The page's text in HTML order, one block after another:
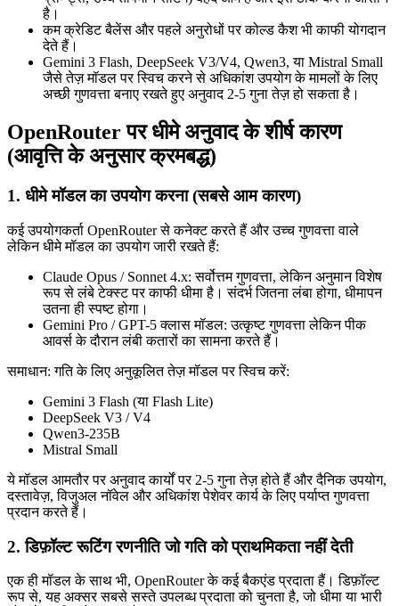
है।
कम क्रेडिट बैलेंस और पहले अनुरोधों पर कोल्ड कैश भी काफी योगदान
देते हैं।
Gemini 3 Flash, DeepSeek V3/V4, Qwen3, या Mistral Small
जैसे तेज़ मॉडल पर स्विच करने से अधिकांश उपयोग के मामलों के लिए
अच्छी गुणवत्ता बनाए रखते हुए अनुवाद 2-5 गुना तेज़ हो सकता है।
OpenRouter पर धीमे अनुवाद के शीर्ष कारण
(आवृत्ति के अनुसार क्रमबद्ध)
1. धीमे मॉडल का उपयोग करना (सबसे आम कारण)
कई उपयोगकर्ता OpenRouter से कनेक्ट करते हैं और उच्च गुणवत्ता वाले
लेकिन धीमे मॉडल का उपयोग जारी रखते हैं:
Claude Opus / Sonnet 4.x: सर्वोत्तम गुणवत्ता, लेकिन अनुमान विशेष
रूप से लंबे टेक्स्ट पर काफी धीमा है। संदर्भ जितना लंबा होगा, धीमापन
उतना ही स्पष्ट होगा।
Gemini Pro / GPT-5 क्लास मॉडल: उत्कृष्ट गुणवत्ता लेकिन पीक
आवर्स के दौरान लंबी कतारों का सामना करते हैं।
समाधान: गति के लिए अनुकूलित तेज़ मॉडल पर स्विच करें:
Gemini 3 Flash (या Flash Lite)
DeepSeek V3 / V4
Qwen3-235B
Mistral Small
ये मॉडल आमतौर पर अनुवाद कार्यों पर 2-5 गुना तेज़ होते हैं और दैनिक उपयोग,
दस्तावेज़, विजुअल नॉवेल और अधिकांश पेशेवर कार्य के लिए पर्याप्त गुणवत्ता
प्रदान करते हैं।
2. डिफ़ॉल्ट रूटिंग रणनीति जो गति को प्राथमिकता नहीं देती
एक ही मॉडल के साथ भी, OpenRouter के कई बैकएंड प्रदाता हैं। डिफ़ॉल्ट
रूप से, यह अक्सर सबसे सस्ते उपलब्ध प्रदाता को चुनता है, जो धीमा या भारी